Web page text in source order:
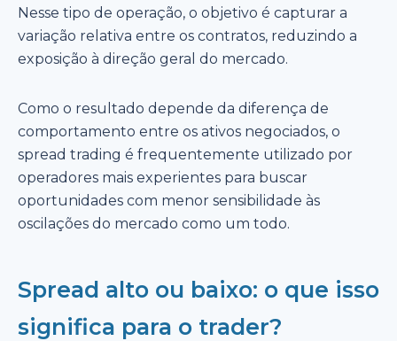
Nesse tipo de operação, o objetivo é capturar a
variação relativa entre os contratos, reduzindo a
exposição à direção geral do mercado.
Como o resultado depende da diferença de
comportamento entre os ativos negociados, o
spread trading é frequentemente utilizado por
operadores mais experientes para buscar
oportunidades com menor sensibilidade às
oscilações do mercado como um todo.
Spread alto ou baixo: o que isso
significa para o trader?